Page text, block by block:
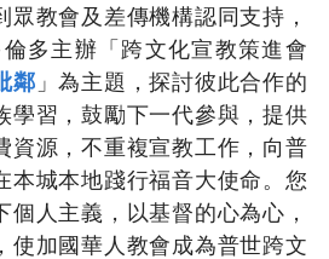
眾教會及差傳機構認同支持，
多主辦「跨文化宣教策進會
鄰 」為主題，探討彼此合作的
學習，鼓勵下一代參與，提供
資源，不重複宣教工作，向普
本城本地踐行福音大使命。您
個人主義，以基督的心為心，
使加國華人教會成為普世跨文